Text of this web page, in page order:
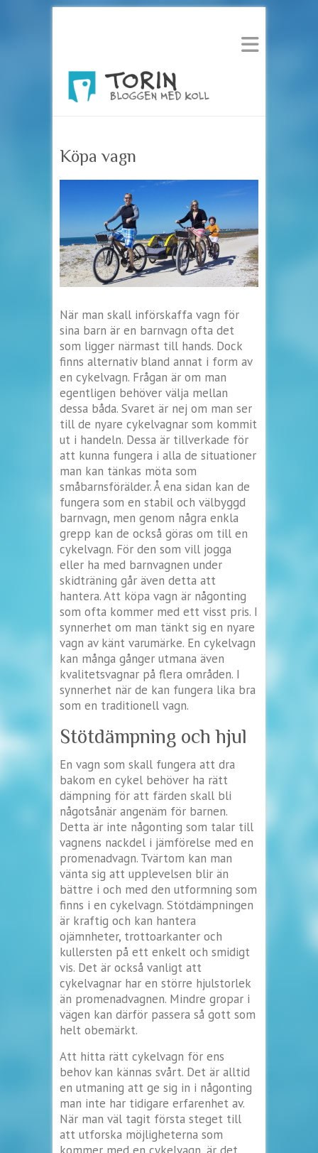
Köpa vagn
När man skall införskaffa vagn för
sina barn är en barnvagn ofta det
som ligger närmast till hands. Dock
finns alternativ bland annat i form av
en cykelvagn. Frågan är om man
egentligen behöver välja mellan
dessa båda. Svaret är nej om man ser
till de nyare cykelvagnar som kommit
ut i handeln. Dessa är tillverkade för
att kunna fungera i alla de situationer
man kan tänkas möta som
småbarnsförälder. Å ena sidan kan de
fungera som en stabil och välbyggd
barnvagn, men genom några enkla
grepp kan de också göras om till en
cykelvagn. För den som vill jogga
eller ha med barnvagnen under
skidträning går även detta att
hantera. Att köpa vagn är någonting
som ofta kommer med ett visst pris. I
synnerhet om man tänkt sig en nyare
vagn av känt varumärke. En cykelvagn
kan många gånger utmana även
kvalitetsvagnar på flera områden. I
synnerhet när de kan fungera lika bra
som en traditionell vagn.
Stötdämpning och hjul
En vagn som skall fungera att dra
bakom en cykel behöver ha rätt
dämpning för att färden skall bli
någotsånär angenäm för barnen.
Detta är inte någonting som talar till
vagnens nackdel i jämförelse med en
promenadvagn. Tvärtom kan man
vänta sig att upplevelsen blir än
bättre i och med den utformning som
finns i en cykelvagn. Stötdämpningen
är kraftig och kan hantera
ojämnheter, trottoarkanter och
kullersten på ett enkelt och smidigt
vis. Det är också vanligt att
cykelvagnar har en större hjulstorlek
än promenadvagnen. Mindre gropar i
vägen kan därför passera så gott som
helt obemärkt.
Att hitta rätt cykelvagn för ens
behov kan kännas svårt. Det är alltid
en utmaning att ge sig in i någonting
man inte har tidigare erfarenhet av.
När man väl tagit första steget till
att utforska möjligheterna som